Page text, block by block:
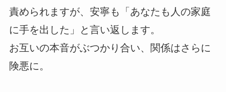
責められますが、安寧も「あなたも人の家庭
に手を出した」と言い返します。
お互いの本音がぶつかり合い、関係はさらに
険悪に。